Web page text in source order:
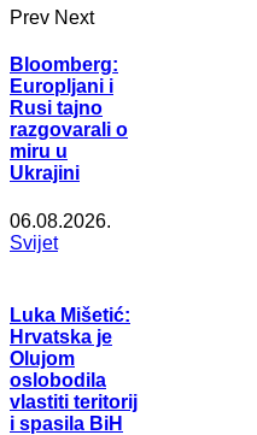
Prev Next
Bloomberg:
Europljani i
Rusi tajno
razgovarali o
miru u
Ukrajini
06.08.2026.
Svijet
Luka Mišetić:
Hrvatska je
Olujom
oslobodila
vlastiti teritorij
i spasila BiH